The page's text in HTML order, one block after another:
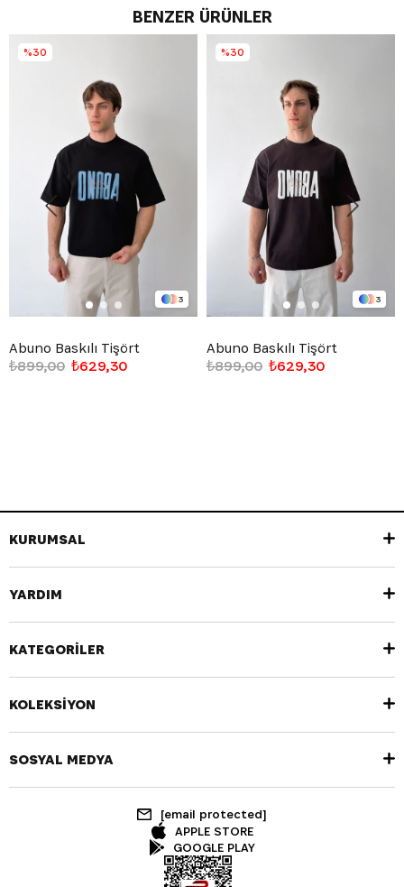
BENZER ÜRÜNLER
3
Abuno Baskılı Tişört
₺629,30
₺899,00
%30
3
Abuno Baskılı Tişört
₺629,30
₺899,00
%30
KURUMSAL
YARDIM
KATEGORİLER
KOLEKSİYON
SOSYAL MEDYA
[email protected]
APPLE STORE
GOOGLE PLAY